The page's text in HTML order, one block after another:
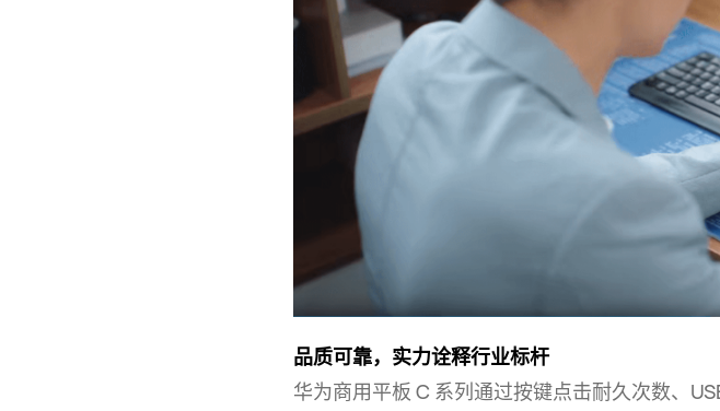
品质可靠，实力诠释行业标杆
华为商用平板 C 系列通过按键点击耐久次数、